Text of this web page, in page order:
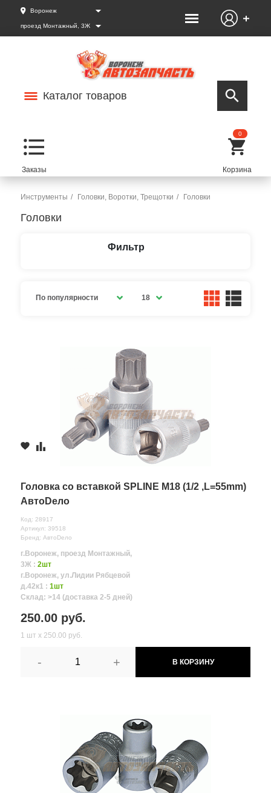
Воронеж
проезд Монтажный, 3Ж
Каталог товаров
0
Инструменты Головки, Воротки, Трещотки Головки
Головки
Фильтр
По популярности 18
Головка со вставкой SPLINE M18 (1/2 ,L=55mm)
АвтоDело
Код: 28917
Артикул: 39518
Бренд: АвтоDело
г.Воронеж, проезд Монтажный,
3Ж : 2шт
г.Воронеж, ул.Лидии Рябцевой
д.42к1 : 1шт
Склад: >14 (доставка 2-5 дней)
250.00 руб.
1 шт х 250.00 руб.
- + В КОРЗИНУ